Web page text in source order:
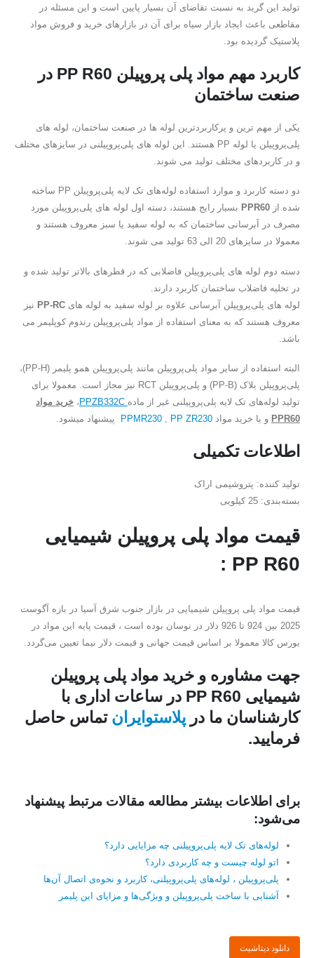
تولید این گرید به نسبت تقاضای آن بسیار پایین است و این مسئله در
مقاطعی باعث ایجاد بازار سیاه برای آن در بازارهای خرید و فروش مواد
پلاستیک گردیده بود.
کاربرد مهم مواد پلی پروپیلن PP R60 در
صنعت ساختمان
یکی از مهم ترین و پرکاربردترین لوله ها در صنعت ساختمان، لوله های
پلی‌پروپیلن یا لوله PP هستند. این لوله های پلی‌پروپیلنی در سایزهای مختلف
و‌ در کاربردهای مختلف تولید می شوند.
دو دسته کاربرد و موارد استفاده لوله‌های تک لایه پلی‌پروپیلن PP ساخته
شده از PPR60 بسیار رایج هستند، دسته اول لوله های پلی‌پروپیلن مورد
مصرف در آبرسانی ساختمان که به لوله سفید یا سبز معروف هستند و
معمولا در سایزهای 20 الی 63 تولید می شوند.
دسته دوم لوله های پلی‌پروپیلن فاضلابی که در قطرهای بالاتر تولید شده و
در تخلیه فاضلاب ساختمان کاربرد دارند.
لوله های پلی‌پروپیلن آبرسانی علاوه بر لوله سفید به لوله های PP-RC نیز
معروف هستند که به معنای استفاده از مواد پلی‌پروپیلن رندوم کوپلیمر می
باشد.
البته استفاده از سایر مواد پلی‌پروپیلن مانند پلی‌پروپیلن همو پلیمر (PP-H)،
پلی‌پروپیلن بلاک (PP-B) و پلی‌پروپیلن RCT نیز مجاز است. معمولا برای
تولید لوله‌های تک لایه پلی‌پروپیلنی غیر از ماده
، خرید مواد
PPR60 و یا خرید مواد PPMR230 , PP ZR230 پیشنهاد میشود.
اطلاعات تکمیلی
تولید کننده: پتروشیمی اراک
بسته‌بندی: 25 کیلویی
قیمت مواد پلی پروپیلن شیمیایی
PP R60 :
قیمت مواد پلی پروپیلن شیمیایی در بازار جنوب شرق آسیا در بازه آگوست
2025 بین 924 تا 926 دلار در نوسان بوده است ، قیمت پایه این مواد در
بورس کالا معمولا بر اساس قیمت جهانی و قیمت دلار نیما تعیین می‌گردد.
جهت مشاوره و خرید مواد پلی پروپیلن
شیمیایی PP R60 در ساعات اداری با
کارشناسان ما در پلاستوایران تماس حاصل
فرمایید.
برای اطلاعات بیشتر مطالعه مقالات مرتبط پیشنهاد
می‌شود:
لوله‌های تک لایه پلی‌پروپیلنی چه مزایایی دارد؟
اتو لوله چیست و چه کاربردی دارد؟
پلی‌پروپیلن ، لوله‌های پلی‌پروپیلنی، کاربرد و نحوه‌ی اتصال آن‌ها
آشنایی با ساخت پلی‌پروپیلن و ویژگی‌ها و مزایای این پلیمر
دانلود دیتاشیت